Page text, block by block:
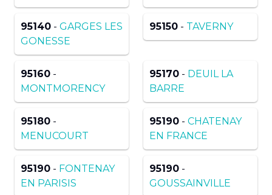
95140 - GARGES LES
GONESSE
95150 - TAVERNY
95160 -
MONTMORENCY
95170 - DEUIL LA
BARRE
95180 -
MENUCOURT
95190 - CHATENAY
EN FRANCE
95190 - FONTENAY
EN PARISIS
95190 -
GOUSSAINVILLE